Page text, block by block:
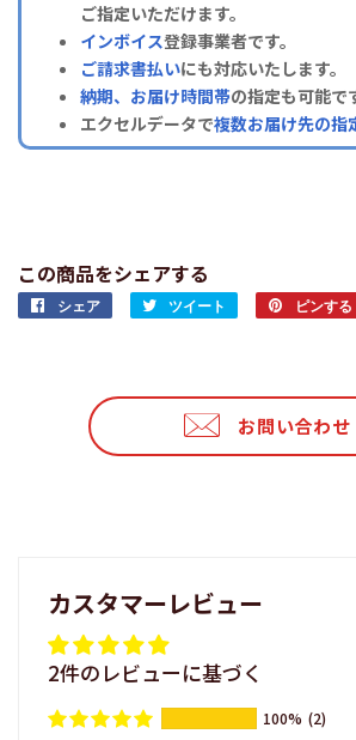
ご指定いただけます。
インボイス登録事業者です。
ご請求書払いにも対応いたします。
納期、お届け時間帯の指定も可能で
エクセルデータで複数お届け先の指
この商品をシェアする
シェア
Facebook
る
ツイート
Twitter
る
ピンする
お問い合わせ
カスタマーレビュー
2件のレビューに基づく
100% (2)